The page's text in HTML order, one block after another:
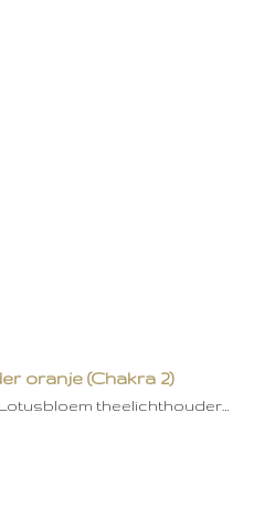
oranje (Chakra 2)
theelichthouder…